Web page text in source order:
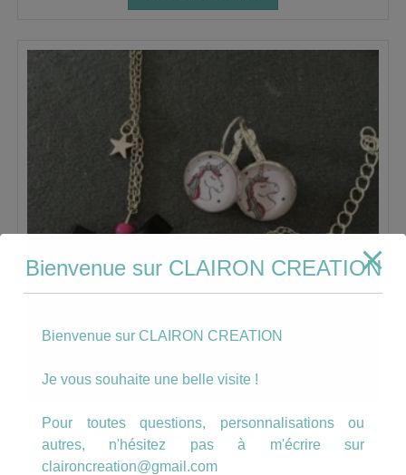
Parure avec une jolie Licorne
Bienvenue sur CLAIRON CREATION
Bienvenue sur CLAIRON CREATION
Je vous souhaite une belle visite !
Pour toutes questions, personnalisations ou
autres, n'hésitez pas à m'écrire sur
claironcreation@gmail.com